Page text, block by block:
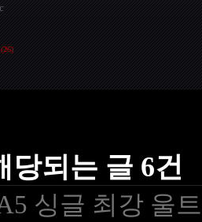
당되는 글 6건
싱글 최강 울